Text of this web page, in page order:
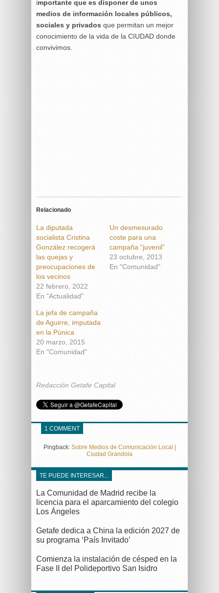
importante que es disponer de unos
medios de información locales públicos,
sociales y privados que permitan un mejor
conocimiento de la vida de la CIUDAD donde
convivimos.
Relacionado
La diputada
socialista Cristina
González recogerá
las quejas y
preocupaciones de
los vecinos
22 febrero, 2022
En "Actualidad"
Un desmesurado
coste para una
campaña “juvenil”
23 octubre, 2013
En "Comunidad"
La jefa de campaña
de Aguirre, imputada
en la Púnica
20 marzo, 2015
En "Comunidad"
Redacción Getafe Capital
1 COMMENT
Pingback: Sobre Medios de Comunicación Local |
Ciudad Grandola
TE PUEDE INTERESAR...
La Comunidad de Madrid recibe la
licencia para el aparcamiento del colegio
Los Ángeles
Getafe dedica a China la edición 2027 de
su programa ‘País Invitado’
Comienza la instalación de césped en la
Fase II del Polideportivo San Isidro